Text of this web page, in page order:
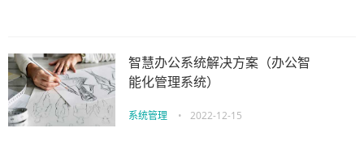
智慧办公系统解决方案（办公智
能化管理系统）
系统管理 • 2022-12-15